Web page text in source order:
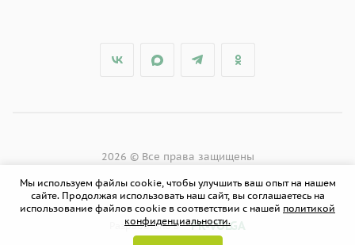
2026 © Все права защищены
Разработано в PR-VOLGA
Мы используем файлы cookie, чтобы улучшить ваш опыт на нашем
сайте. Продолжая использовать наш сайт, вы соглашаетесь на
использование файлов cookie в соответствии с нашей политикой
конфиденциальности.